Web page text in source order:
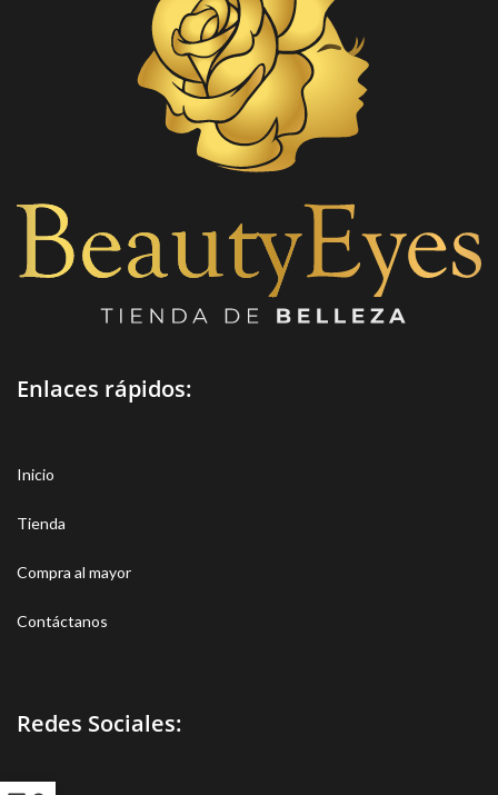
Enlaces rápidos:
Inicio
Tienda
Compra al mayor
Contáctanos
Redes Sociales: